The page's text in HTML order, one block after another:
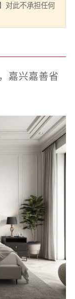
对此不承担任何
嘉兴嘉善省